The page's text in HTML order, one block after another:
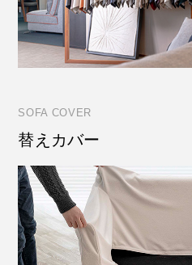
SOFA COVER
替えカバー